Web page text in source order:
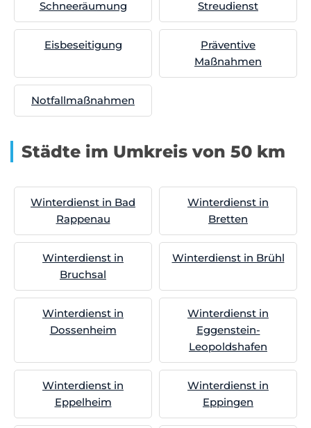
Schneeräumung Streudienst
Eisbeseitigung
Präventive
Maßnahmen
Notfallmaßnahmen
Städte im Umkreis von 50 km
Winterdienst in Bad
Rappenau
Winterdienst in
Bretten
Winterdienst in
Bruchsal
Winterdienst in Brühl
Winterdienst in
Dossenheim
Winterdienst in
Eggenstein-
Leopoldshafen
Winterdienst in
Eppelheim
Winterdienst in
Eppingen